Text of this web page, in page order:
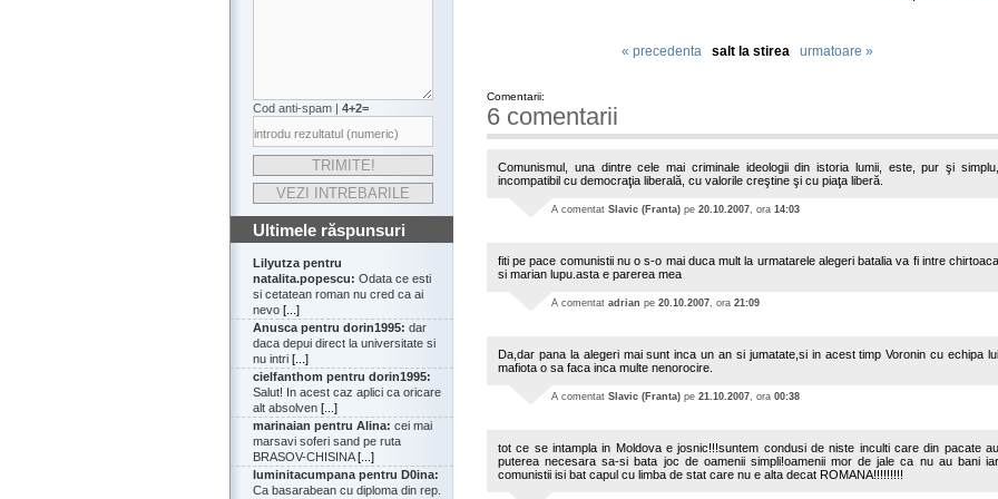
Cod anti-spam | 4+2=
Ultimele răspunsuri
Lilyutza pentru
natalita.popescu: Odata ce esti
si cetatean roman nu cred ca ai
nevo [...]
Anusca pentru dorin1995: dar
daca depui direct la universitate si
nu intri [...]
cielfanthom pentru dorin1995:
Salut! In acest caz aplici ca oricare
alt absolven [...]
marinaian pentru Alina: cei mai
marsavi soferi sand pe ruta
BRASOV-CHISINA[...]
luminitacumpana pentru D0ina:
Ca basarabean cu diploma din rep.
« precedenta salt la stirea urmatoare »
Comentarii:
6 comentarii
Comunismul, una dintre cele mai criminale ideologii din istoria lumii, este, pur şi simplu,
incompatibil cu democraţia liberală, cu valorile creştine şi cu piaţa liberă.
A comentat Slavic (Franta) pe 20.10.2007, ora 14:03
fiti pe pace comunistii nu o s-o mai duca mult la urmatarele alegeri batalia va fi intre chirtoaca
si marian lupu.asta e parerea mea
A comentat adrian pe 20.10.2007, ora 21:09
Da,dar pana la alegeri mai sunt inca un an si jumatate,si in acest timp Voronin cu echipa lui
mafiota o sa faca inca multe nenorocire.
A comentat Slavic (Franta) pe 21.10.2007, ora 00:38
tot ce se intampla in Moldova e josnic!!!suntem condusi de niste inculti care din pacate au
puterea necesara sa-si bata joc de oamenii simpli!oamenii mor de jale ca nu au bani iar
comunistii isi bat capul cu limba de stat care nu e alta decat ROMANA!!!!!!!!!